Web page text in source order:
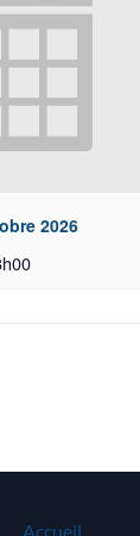
2026
Accueil